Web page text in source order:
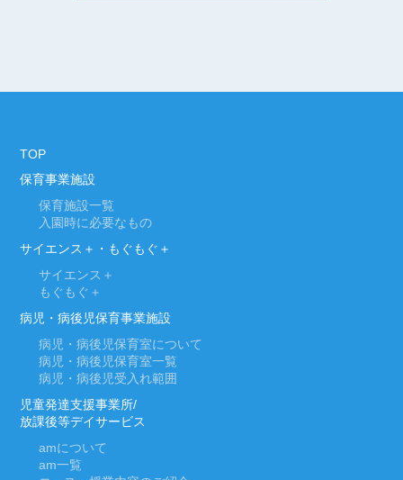
TOP
保育事業施設
保育施設一覧
入園時に必要なもの
サイエンス＋・もぐもぐ＋
サイエンス＋
もぐもぐ＋
病児・病後児保育事業施設
病児・病後児保育室について
病児・病後児保育室一覧
病児・病後児受入れ範囲
児童発達支援事業所/
放課後等デイサービス
amについて
am一覧